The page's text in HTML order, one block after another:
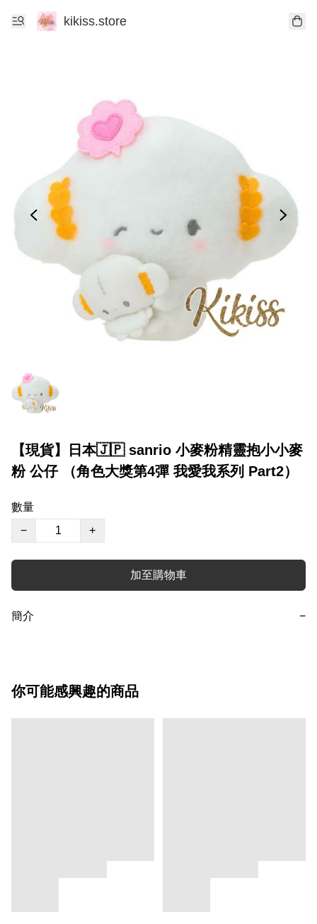
kikiss.store
【現貨】日本🇯🇵 sanrio 小麥粉精靈抱小小麥
粉 公仔 （角色大獎第4彈 我愛我系列 Part2）
數量
−
+
加至購物車
簡介 −
你可能感興趣的商品